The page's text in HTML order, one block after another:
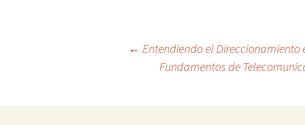
Navegación
← Entendiendo el Direccionamiento
Fundamentos de